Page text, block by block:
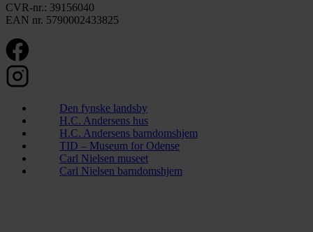
CVR-nr.: 39156040
EAN nr. 5790002433825
Den fynske landsby
H.C. Andersens hus
H.C. Andersens barndomshjem
TID – Museum for Odense
Carl Nielsen museet
Carl Nielsen barndomshjem